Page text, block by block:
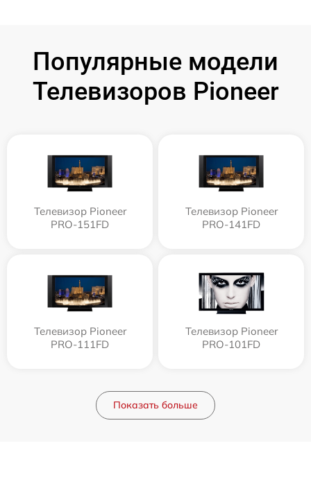
Популярные модели
Телевизоров Pioneer
Телевизор Pioneer
PRO-151FD
Телевизор Pioneer
PRO-141FD
Телевизор Pioneer
PRO-111FD
Телевизор Pioneer
PRO-101FD
Показать больше